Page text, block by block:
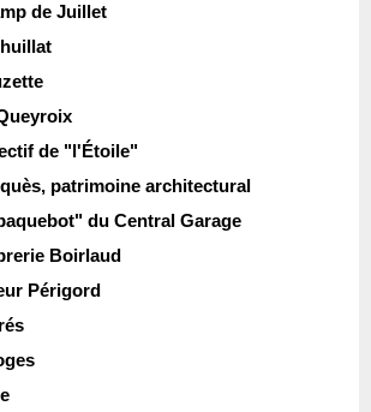
de Juillet
de "l'Étoile"
patrimoine architectural
du Central Garage
Boirlaud
Périgord